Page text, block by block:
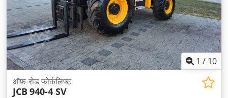
1 / 10
ऑफ-रोड फोर्कलिफ्ट
JCB 940-4 SV